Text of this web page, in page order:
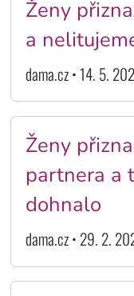
Ženy
a
dama.cz • 14. 5.
Ženy
partnera a
dohnalo
dama.cz • 29. 2.